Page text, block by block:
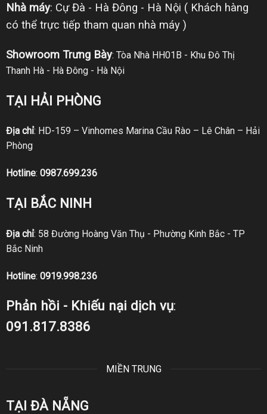
Nhà máy: Cự Đà - Hà Đông - Hà Nội ( Khách hàng
có thể trực tiếp tham quan nhà máy )
Showroom Trưng Bày: Tòa Nhà HH01B - Khu Đô Thị
Thanh Hà - Hà Đông - Hà Nội
TẠI HẢI PHÒNG
Địa chỉ: HD-159 – Vinhomes Marina Cầu Rào – Lê Chân – Hải
Phòng
Hotline: 0987.699.236
TẠI BẮC NINH
Địa chỉ: 58 Đường Hoàng Văn Thụ - Phường Kinh Bắc - TP
Bắc Ninh
Hotline: 0919.998.236
Phản hồi - Khiếu nại dịch vụ:
091.817.8386
MIỀN TRUNG
TẠI ĐÀ NẴNG